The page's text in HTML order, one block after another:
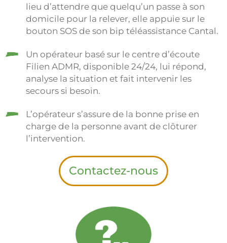
lieu d’attendre que quelqu’un passe à son
domicile pour la relever, elle appuie sur le
bouton SOS de son bip téléassistance Cantal.
Un opérateur basé sur le centre d’écoute
Filien ADMR, disponible 24/24, lui répond,
analyse la situation et fait intervenir les
secours si besoin.
L’opérateur s’assure de la bonne prise en
charge de la personne avant de clôturer
l’intervention.
Contactez-nous